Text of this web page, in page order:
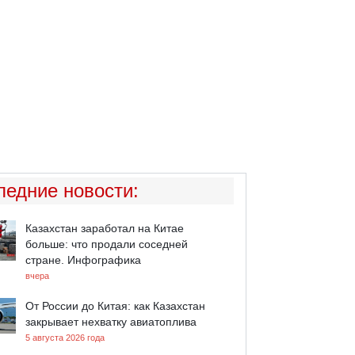
новости:
Казахстан заработал на Китае
больше: что продали соседней
стране. Инфографика
вчера
От России до Китая: как Казахстан
закрывает нехватку авиатоплива
5 августа 2026 года